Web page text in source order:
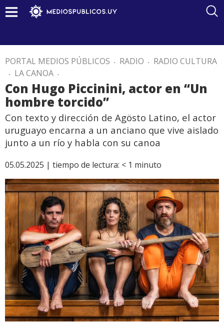
PORTAL MEDIOS PÚBLICOS . RADIO . RADIO CULTURA
. LA CANOA .
Con Hugo Piccinini, actor en “Un
hombre torcido”
Con texto y dirección de Agösto Latino, el actor
uruguayo encarna a un anciano que vive aislado
junto a un río y habla con su canoa
05.05.2025 | tiempo de lectura: < 1 minuto